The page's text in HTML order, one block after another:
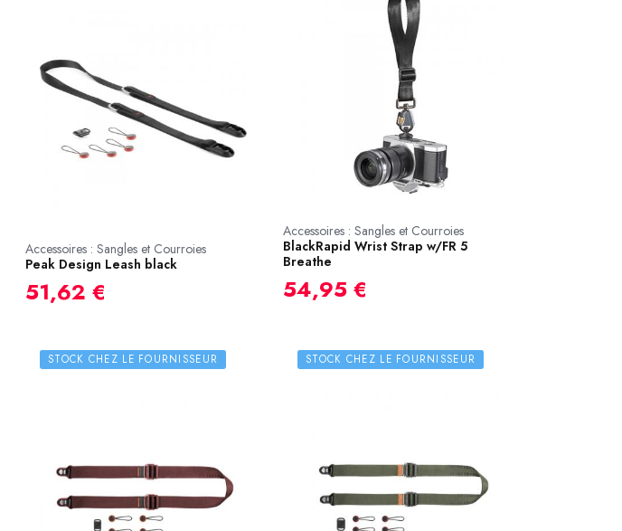
Accessoires : Sangles et Courroies
Peak Design Leash black
51,62 €
Accessoires : Sangles et Courroies
BlackRapid Wrist Strap w/FR 5
Breathe
54,95 €
STOCK CHEZ LE FOURNISSEUR STOCK CHEZ LE FOURNISSEUR